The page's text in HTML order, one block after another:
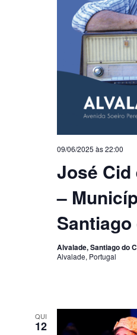
José Cid
–
09/06/2025 às 22:00
Alvalade, Santiago do
Alvalade, Portugal
QUI
12